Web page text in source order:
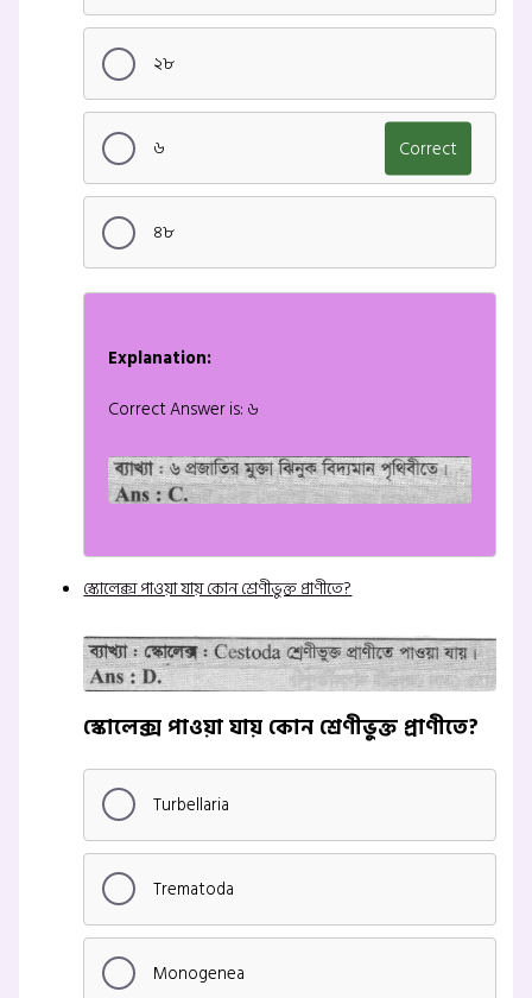
২৮
৬ Correct
৪৮
Explanation:
Correct Answer is: ৬
স্কোলেক্স পাওয়া যায় কোন শ্রেণীভুক্ত প্রাণীতে?
স্কোলেক্স পাওয়া যায় কোন শ্রেণীভুক্ত প্রাণীতে?
Turbellaria
Trematoda
Monogenea